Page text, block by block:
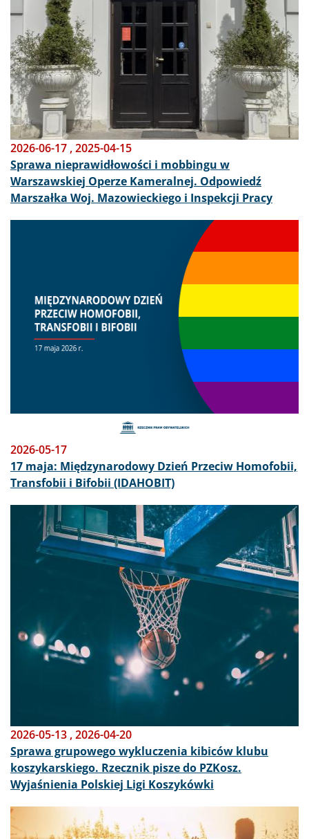
2026-06-17 ,2025-04-15
Sprawa nieprawidłowości i mobbingu w
Warszawskiej Operze Kameralnej. Odpowiedź
Marszałka Woj. Mazowieckiego i Inspekcji Pracy
2026-05-17
17 maja: Międzynarodowy Dzień Przeciw Homofobii,
Transfobii i Bifobii (IDAHOBIT)
Obraz
2026-05-13 ,2026-04-20
Sprawa grupowego wykluczenia kibiców klubu
koszykarskiego. Rzecznik pisze do PZKosz.
Wyjaśnienia Polskiej Ligi Koszykówki
Obraz